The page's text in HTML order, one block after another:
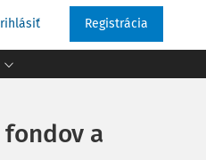
Registrácia
a